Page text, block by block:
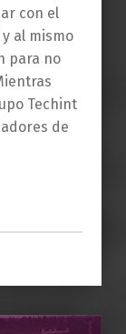
con el
al mismo
para no
Techint
de